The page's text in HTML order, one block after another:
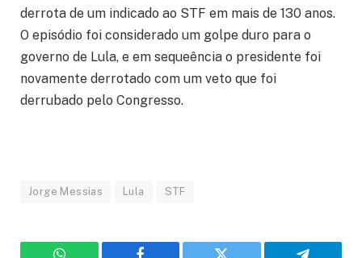
derrota de um indicado ao STF em mais de 130 anos.
O episódio foi considerado um golpe duro para o
governo de Lula, e em sequeência o presidente foi
novamente derrotado com um veto que foi
derrubado pelo Congresso.
Jorge Messias Lula STF